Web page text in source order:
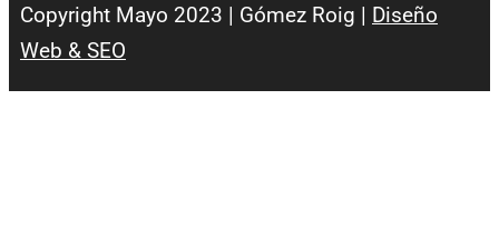
Copyright Mayo 2023 | Gómez Roig | Diseño
Web & SEO